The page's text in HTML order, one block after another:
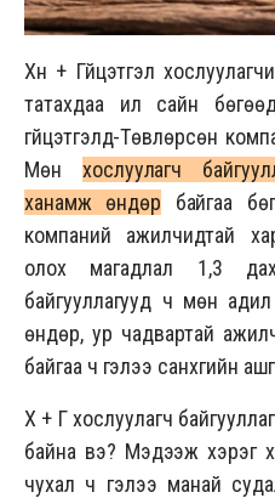
Хүн + Гүйцэтгэл
татахдаа илүү сайн
гүйцэтгэлд-Төвлөрсөн
Мөн хослуулагч
ханамж өндөр байгаа
компаний ажилчидтай
олох магадлал 1,3
байгууллагууд ч мөн
өндөр, ур чадвартай
байгаа ч гэлээ санхүүгийн
Х + Г хослуулагч
байна вэ? Мэдээж хэрэг
чухал ч гэлээ манай